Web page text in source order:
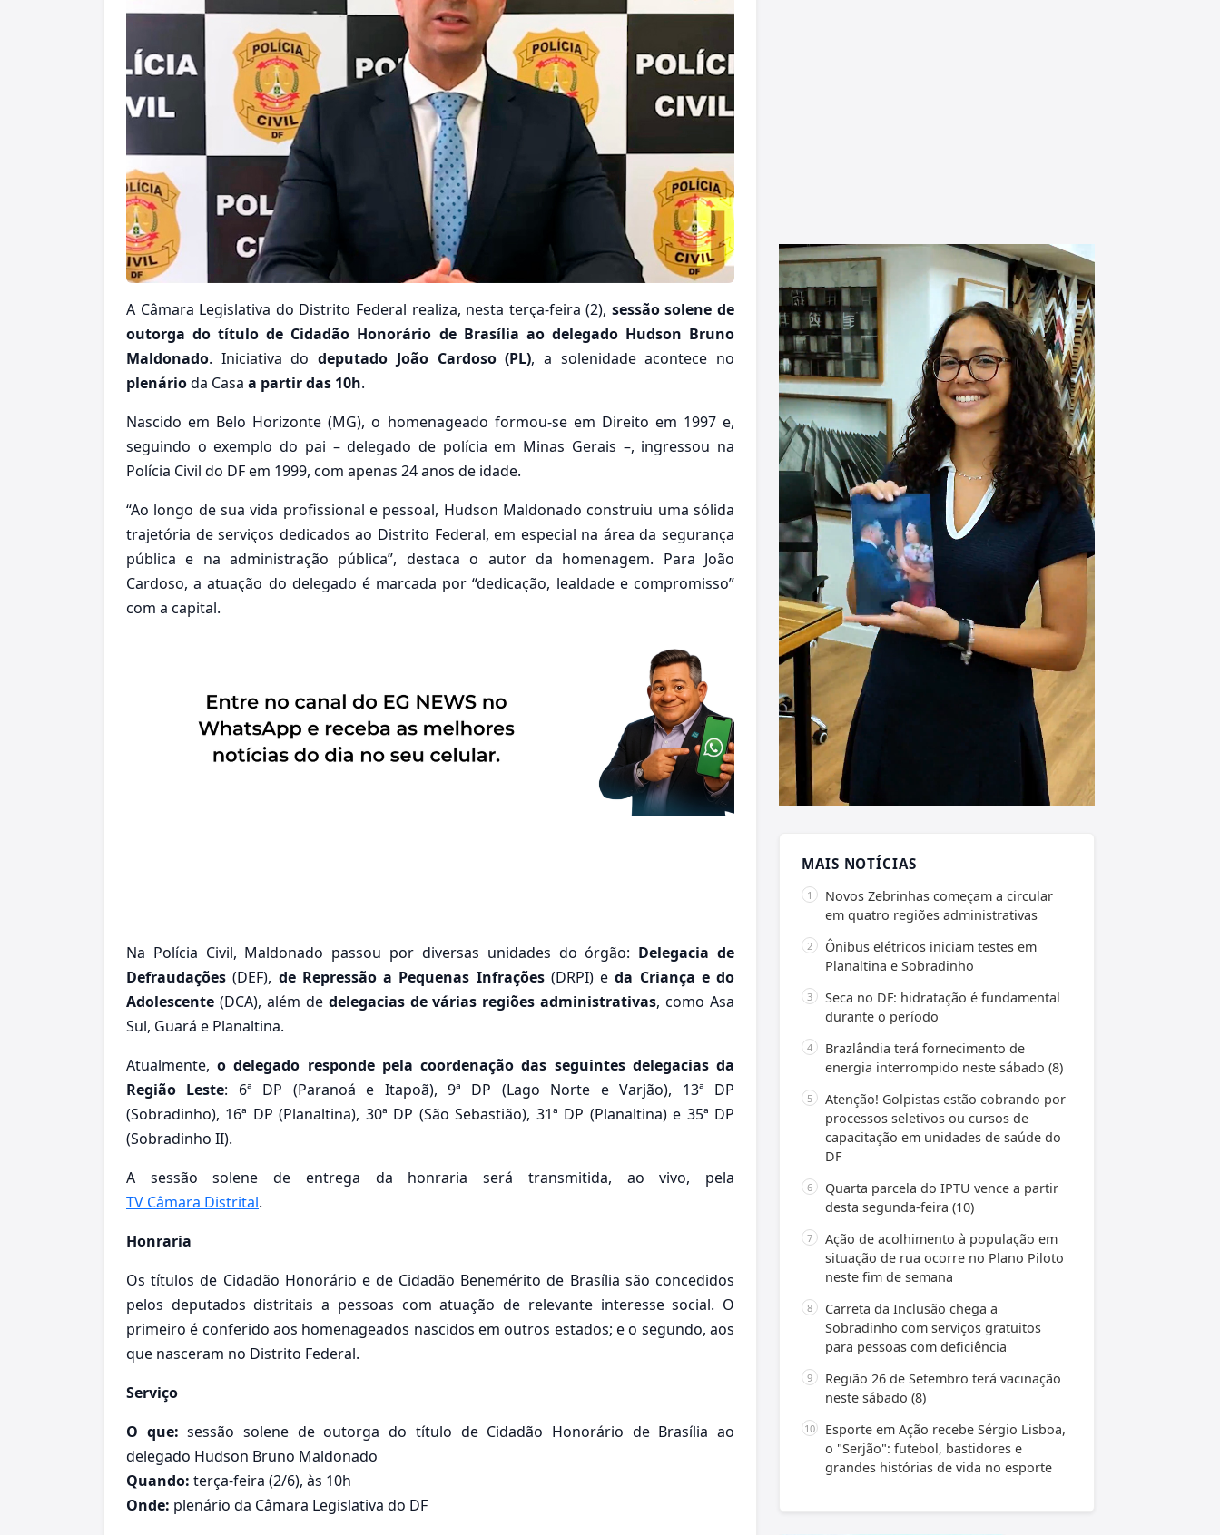
A Câmara Legislativa do Distrito Federal realiza, nesta terça-feira (2), sessão solene de
outorga do título de Cidadão Honorário de Brasília ao delegado Hudson Bruno
Maldonado. Iniciativa dodeputado João Cardoso (PL), a solenidade acontece no
plenárioda Casa a partir das 10h.
Nascido em Belo Horizonte (MG), o homenageado formou-se em Direito em 1997 e,
seguindo o exemplo do pai – delegado de polícia em Minas Gerais –, ingressou na
Polícia Civil do DF em 1999, com apenas 24 anos de idade.
“Ao longo de sua vida profissional e pessoal, Hudson Maldonado construiu uma sólida
trajetória de serviços dedicados ao Distrito Federal, em especial na área da segurança
pública e na administração pública”, destaca o autor da homenagem. Para João
Cardoso, a atuação do delegado é marcada por “dedicação, lealdade e compromisso”
com a capital.
Na Polícia Civil, Maldonado passou por diversas unidades do órgão: Delegacia de
Defraudações (DEF), de Repressão a Pequenas Infrações(DRPI) eda Criança e do
Adolescente (DCA), além de delegacias de várias regiões administrativas, como Asa
Sul, Guará e Planaltina.
Atualmente,o delegado responde pela coordenação das seguintes delegacias da
Região Leste: 6ª DP (Paranoá e Itapoã), 9ª DP (Lago Norte e Varjão), 13ª DP
(Sobradinho), 16ª DP (Planaltina), 30ª DP (São Sebastião), 31ª DP (Planaltina) e 35ª DP
(Sobradinho II).
A sessão solene de entrega da honraria será transmitida, ao vivo, pela
TV Câmara Distrital.
Honraria
Os títulos de Cidadão Honorário e de Cidadão Benemérito de Brasília são concedidos
pelos deputados distritais a pessoas com atuação de relevante interesse social. O
primeiro é conferido aos homenageados nascidos em outros estados; e o segundo, aos
que nasceram no Distrito Federal.
Serviço
O que:sessão solene de outorga do título de Cidadão Honorário de Brasília ao
delegado Hudson Bruno Maldonado
Quando: terça-feira (2/6), às 10h
Onde: plenário da Câmara Legislativa do DF
MAIS NOTÍCIAS
Novos Zebrinhas começam a circular
em quatro regiões administrativas
Ônibus elétricos iniciam testes em
Planaltina e Sobradinho
Seca no DF: hidratação é fundamental
durante o período
Brazlândia terá fornecimento de
energia interrompido neste sábado (8)
Atenção! Golpistas estão cobrando por
processos seletivos ou cursos de
capacitação em unidades de saúde do
DF
Quarta parcela do IPTU vence a partir
desta segunda-feira (10)
Ação de acolhimento à população em
situação de rua ocorre no Plano Piloto
neste fim de semana
Carreta da Inclusão chega a
Sobradinho com serviços gratuitos
para pessoas com deficiência
Região 26 de Setembro terá vacinação
neste sábado (8)
Esporte em Ação recebe Sérgio Lisboa,
o "Serjão": futebol, bastidores e
grandes histórias de vida no esporte